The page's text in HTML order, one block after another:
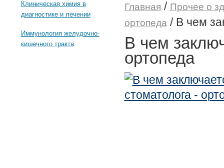
Клиническая химия в
диагностике и лечении
Иммунология желудочно-
кишечного тракта
Главная / Прочее о
ортопеда / В чем
В чем
ортопеда